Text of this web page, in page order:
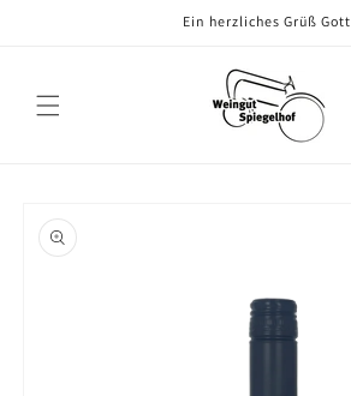
Ein herzliches Grüß